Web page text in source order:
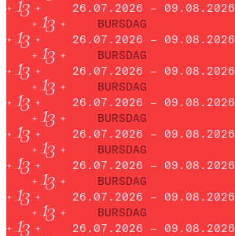
26.07.2026 – 09.08.2026
BURSDAG
26.07.2026 – 09.08.2026
BURSDAG
26.07.2026 – 09.08.2026
BURSDAG
26.07.2026 – 09.08.2026
BURSDAG
26.07.2026 – 09.08.2026
BURSDAG
26.07.2026 – 09.08.2026
BURSDAG
26.07.2026 – 09.08.2026
BURSDAG
26.07.2026 – 09.08.2026